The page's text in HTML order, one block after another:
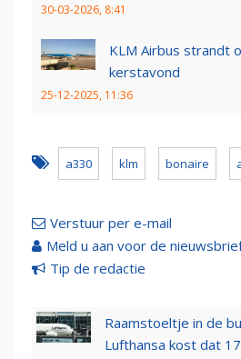
30-03-2026, 8:41
KLM Airbus strandt
kerstavond
25-12-2025, 11:36
a330 klm bonaire
Verstuur per e-mail
Meld u aan voor de
Tip de redactie
Raamstoeltje in de
Lufthansa kost dat